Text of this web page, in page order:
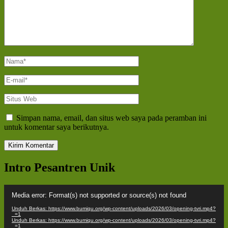
Nama*
E-
mail*
Situs
Web
Simpan nama, email, dan situs web saya pada peramban ini
untuk komentar saya berikutnya.
Intro Pesantren Unik
Video
Media error: Format(s) not supported or source(s) not found
Unduh Berkas: https://www.bumiqu.org/wp-content/uploads/2026/03/opening-tvri.mp4?
_=1
Unduh Berkas: https://www.bumiqu.org/wp-content/uploads/2026/03/opening-tvri.mp4?
_=1